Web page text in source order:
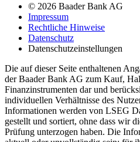
© 2026 Baader Bank AG
Impressum
Rechtliche Hinweise
Datenschutz
Datenschutzeinstellungen
Die auf dieser Seite enthaltenen
der Baader Bank AG zum Kauf,
Finanzinstrumenten dar und
individuellen Verhältnisse des
Informationen werden von LSEG
gestellt und sortiert, ohne dass wir
Prüfung unterzogen haben. Die